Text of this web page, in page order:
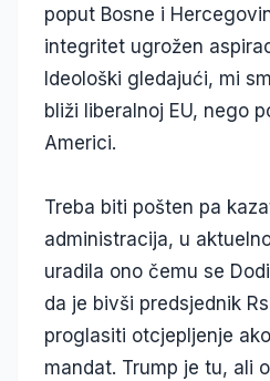
poput Bosne i
integritet ugrožen
Ideološki gledajući, mi
bliži liberalnoj EU, nego
Americi.
Treba biti pošten pa
administracija, u
uradila ono čemu se
da je bivši predsjednik
proglasiti otcjepljenje
mandat. Trump je tu, ali